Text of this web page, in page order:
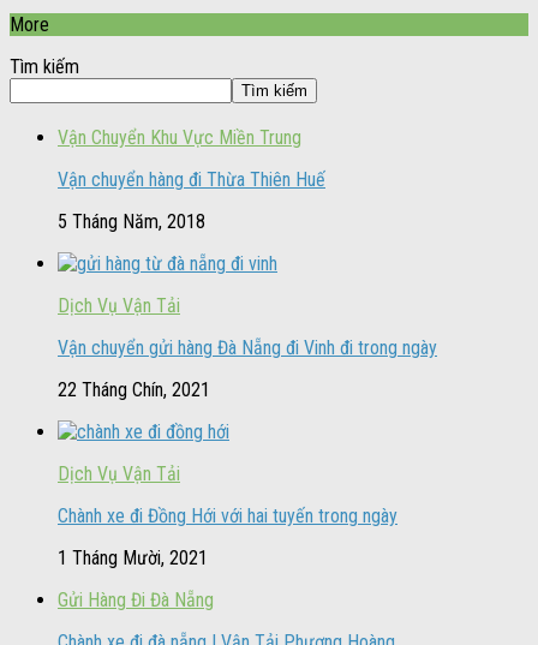
More
Tìm kiếm
Tìm kiếm
Vận Chuyển Khu Vực Miền Trung
Vận chuyển hàng đi Thừa Thiên Huế
5 Tháng Năm, 2018
Dịch Vụ Vận Tải
Vận chuyển gửi hàng Đà Nẵng đi Vinh đi trong ngày
22 Tháng Chín, 2021
Dịch Vụ Vận Tải
Chành xe đi Đồng Hới với hai tuyến trong ngày
1 Tháng Mười, 2021
Gửi Hàng Đi Đà Nẵng